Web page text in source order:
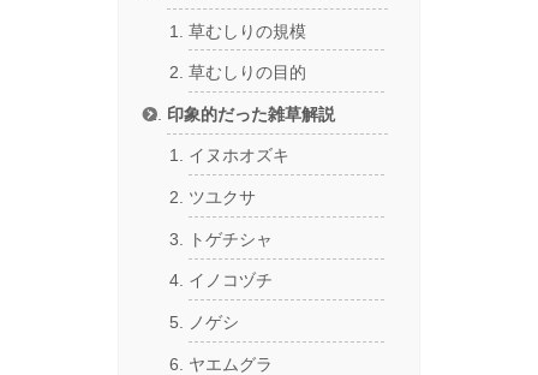
草むしりの規模
草むしりの目的
印象的だった雑草解説
イヌホオズキ
ツユクサ
トゲチシャ
イノコヅチ
ノゲシ
ヤエムグラ